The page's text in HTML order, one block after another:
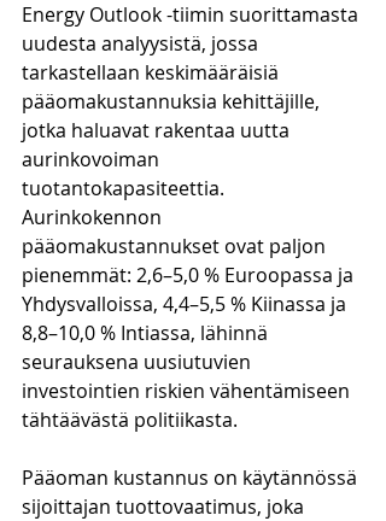
Energy Outlook -tiimin suorittamasta
uudesta analyysistä, jossa
tarkastellaan keskimääräisiä
pääomakustannuksia kehittäjille,
jotka haluavat rakentaa uutta
aurinkovoiman
tuotantokapasiteettia.
Aurinkokennon
pääomakustannukset ovat paljon
pienemmät: 2,6–5,0 % Euroopassa ja
Yhdysvalloissa, 4,4–5,5 % Kiinassa ja
8,8–10,0 % Intiassa, lähinnä
seurauksena uusiutuvien
investointien riskien vähentämiseen
tähtäävästä politiikasta.
Pääoman kustannus on käytännössä
sijoittajan tuottovaatimus, joka